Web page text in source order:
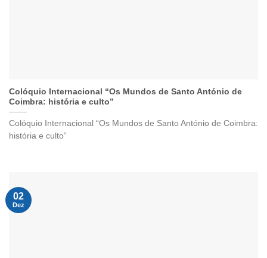
Colóquio Internacional “Os Mundos de Santo António de
Coimbra: história e culto”
Colóquio Internacional “Os Mundos de Santo António de Coimbra:
história e culto”
02
Dez